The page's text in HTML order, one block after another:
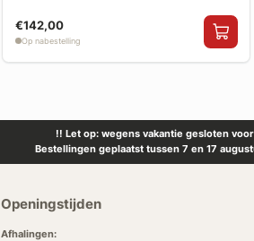
€142,00
Op nabestelling
!! Let op: wegens vakantie gesloten
Bestellingen geplaatst tussen 7 en 17
Openingstijden
Afhalingen: